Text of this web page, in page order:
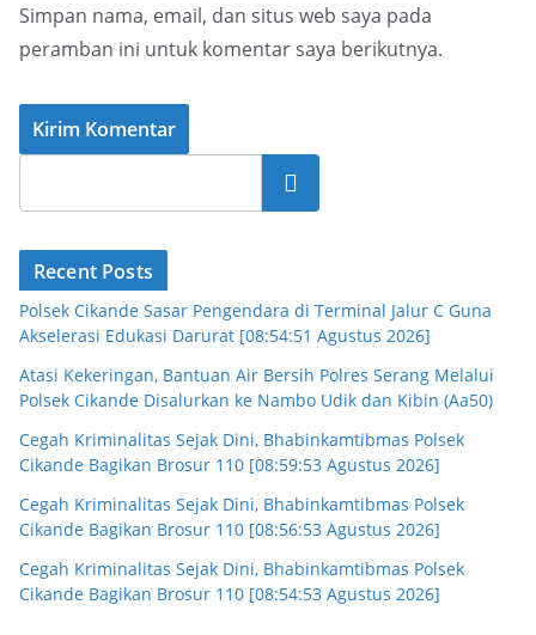
Simpan nama, email, dan situs web saya pada
peramban ini untuk komentar saya berikutnya.
Cari
Recent Posts
Polsek Cikande Sasar Pengendara di Terminal Jalur C Guna
Akselerasi Edukasi Darurat [08:54:51 Agustus 2026]
Atasi Kekeringan, Bantuan Air Bersih Polres Serang Melalui
Polsek Cikande Disalurkan ke Nambo Udik dan Kibin (Aa50)
Cegah Kriminalitas Sejak Dini, Bhabinkamtibmas Polsek
Cikande Bagikan Brosur 110 [08:59:53 Agustus 2026]
Cegah Kriminalitas Sejak Dini, Bhabinkamtibmas Polsek
Cikande Bagikan Brosur 110 [08:56:53 Agustus 2026]
Cegah Kriminalitas Sejak Dini, Bhabinkamtibmas Polsek
Cikande Bagikan Brosur 110 [08:54:53 Agustus 2026]